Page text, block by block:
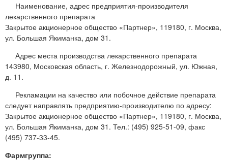
Наименование, адрес предприятия-производителя
лекарственного препарата
Закрытое акционерное общество «Партнер», 119180, г. Москва,
ул. Большая Якиманка, дом 31.
Адрес места производства лекарственного препарата
143980, Московская область, г. Железнодорожный, ул. Южная,
д. 11.
Рекламации на качество или побочное действие препарата
следует направлять предприятию-производителю по адресу:
Закрытое акционерное общество «Партнер», 119180, г. Москва,
ул. Большая Якиманка, дом 31. Тел.: (495) 925-51-09, факс
(495) 737-33-45.
Фармгруппа: